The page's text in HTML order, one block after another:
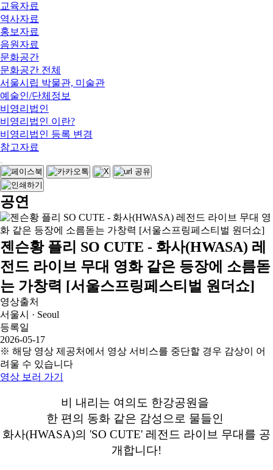
교육자료
역사자료
홍보자료
음원자료
문화공간
문화공간 전체
서울시립 박물관, 미술관
예술인/단체정보
비영리법인
비영리법인 이란?
비영리법인 등록 변경
참고자료
공연
젠슨황 플리 SO CUTE - 화사(HWASA) 레
전드 라이브 무대 영화 같은 등장에 소름돋
는 가창력 [서울스프링페스티벌 원더쇼]
영상출처
서울시 · Seoul
등록일
2026-05-17
※ 해당 영상 제공처에서 영상 서비스를 중단할 경우 감상이 어
려울 수 있습니다
영상 보러 가기
비 내리는 여의도 한강공원을
한 편의 동화 같은 감성으로 물들인
화사(HWASA)의 'SO CUTE' 레전드 라이브 무대를 공
개합니다!